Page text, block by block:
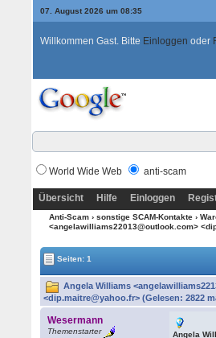
07. August 2026 um 08:35
Willkommen Gast. Bitte Einloggen oder
World Wide Web anti-scam
Übersicht Hilfe Einloggen
Anti-Scam› sonstige SCAM-Kontakte›
<angelawilliams22013@outlook.com>
Seiten: 1
Angela Williams
<dip.maitre@yahoo.fr> (Gelesen: 2822
Wesermann
Themenstarter
Angela